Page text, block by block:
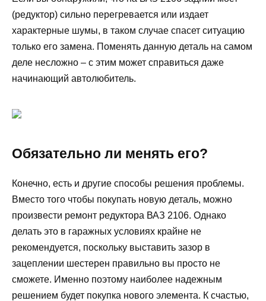
(редуктор) сильно перегревается или издает
характерные шумы, в таком случае спасет ситуацию
только его замена. Поменять данную деталь на самом
деле несложно – с этим может справиться даже
начинающий автолюбитель.
Обязательно ли менять его?
Конечно, есть и другие способы решения проблемы.
Вместо того чтобы покупать новую деталь, можно
произвести ремонт редуктора ВАЗ 2106. Однако
делать это в гаражных условиях крайне не
рекомендуется, поскольку выставить зазор в
зацеплении шестерен правильно вы просто не
сможете. Именно поэтому наиболее надежным
решением будет покупка нового элемента. К счастью,